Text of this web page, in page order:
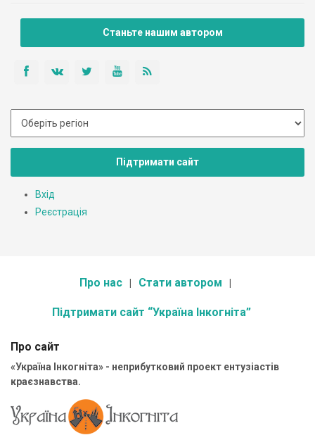
Станьте нашим автором
Підтримати сайт
Вхід
Реєстрація
Про нас Стати автором
Підтримати сайт “Україна Інкогніта”
Про сайт
«Україна Інкогніта» - неприбутковий проект ентузіастів
краєзнавства.